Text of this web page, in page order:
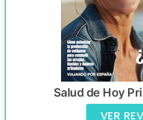
Salud de Hoy
VER